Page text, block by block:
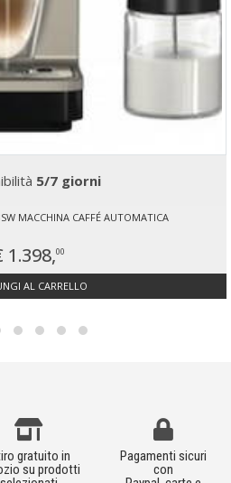
5/7 giorni
MACCHINA CAFFÉ AUTOMATICA
1.398,00
AL CARRELLO
gratuito in
su prodotti
Pagamenti sicuri
con